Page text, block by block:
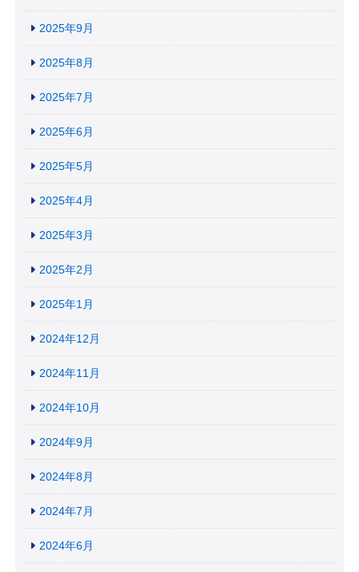
2025年9月
2025年8月
2025年7月
2025年6月
2025年5月
2025年4月
2025年3月
2025年2月
2025年1月
2024年12月
2024年11月
2024年10月
2024年9月
2024年8月
2024年7月
2024年6月